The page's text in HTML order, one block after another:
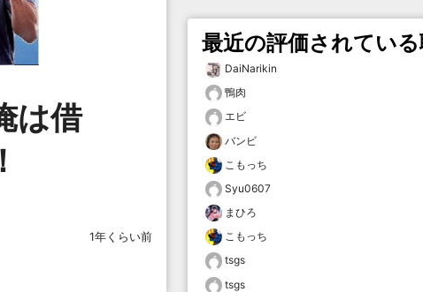
は借
1年くらい前
最近の評価されてい
DaiNarikin
鴨肉
エビ
バンビ
こもっち
Syu0607
まひろ
こもっち
tsgs
tsgs